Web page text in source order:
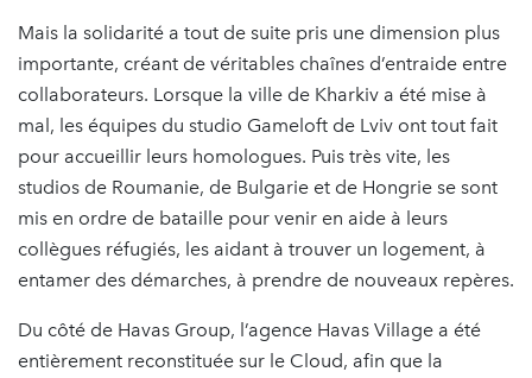
Mais la solidarité a tout de suite pris une dimension plus
importante, créant de véritables chaînes d’entraide entre
collaborateurs. Lorsque la ville de Kharkiv a été mise à
mal, les équipes du studio Gameloft de Lviv ont tout fait
pour accueillir leurs homologues. Puis très vite, les
studios de Roumanie, de Bulgarie et de Hongrie se sont
mis en ordre de bataille pour venir en aide à leurs
collègues réfugiés, les aidant à trouver un logement, à
entamer des démarches, à prendre de nouveaux repères.
Du côté de Havas Group, l’agence Havas Village a été
entièrement reconstituée sur le Cloud, afin que la